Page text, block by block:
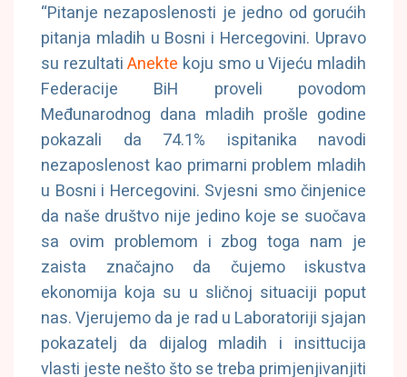
“Pitanje nezaposlenosti je jedno od gorućih
pitanja mladih u Bosni i Hercegovini. Upravo
su rezultatiAnekte koju smo u Vijeću mladih
Federacije BiH proveli povodom
Međunarodnog dana mladih prošle godine
pokazali da 74.1% ispitanika navodi
nezaposlenost kao primarni problem mladih
u Bosni i Hercegovini. Svjesni smo činjenice
da naše društvo nije jedino koje se suočava
sa ovim problemom i zbog toga nam je
zaista značajno da čujemo iskustva
ekonomija koja su u sličnoj situaciji poput
nas. Vjerujemo da je rad u Laboratoriji sjajan
pokazatelj da dijalog mladih i insittucija
vlasti jeste nešto što se treba primjenjivanjiti